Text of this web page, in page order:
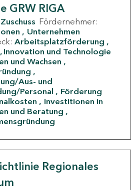
GRW RIGA
Zuschuss Fördernehmer:
Unternehmen
Arbeitsplatzförderung
Innovation und Technologie
und Wachsen
Aus- und
Personal
Förderung
Investitionen in
und Beratung
Regionales